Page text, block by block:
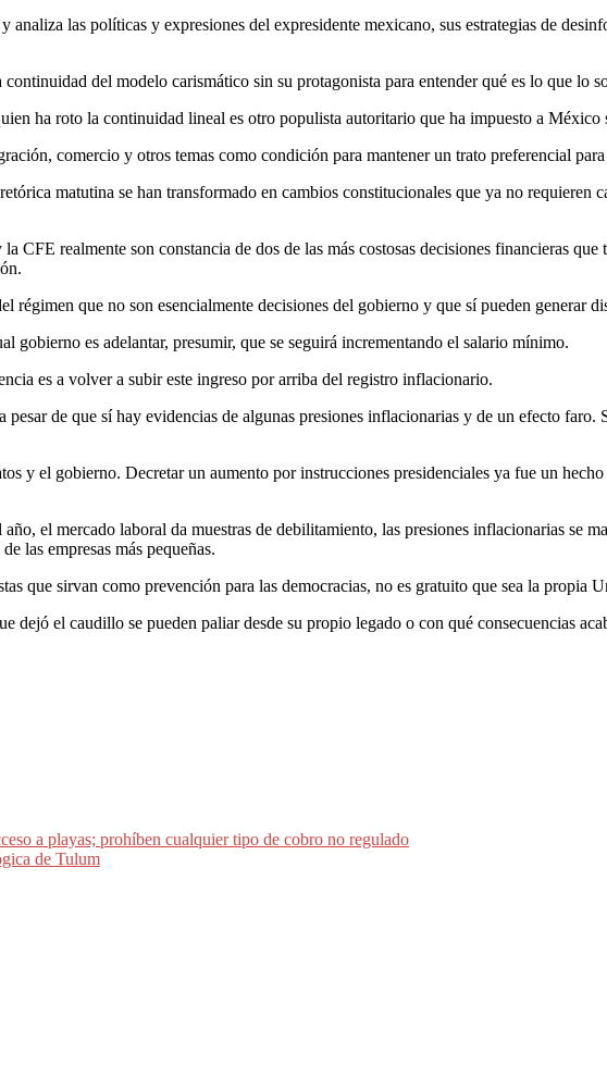
analiza las políticas y expresiones del expresidente mexicano, sus estrategias de
del modelo carismático sin su protagonista para entender qué es lo que lo
ha roto la continuidad lineal es otro populista autoritario que ha impuesto a México
comercio y otros temas como condición para mantener un trato preferencial para
matutina se han transformado en cambios constitucionales que ya no requieren
CFE realmente son constancia de dos de las más costosas decisiones financieras
régimen que no son esencialmente decisiones del gobierno y que sí pueden generar
gobierno es adelantar, presumir, que se seguirá incrementando el salario mínimo.
es a volver a subir este ingreso por arriba del registro inflacionario.
de que sí hay evidencias de algunas presiones inflacionarias y de un efecto
y el gobierno. Decretar un aumento por instrucciones presidenciales ya fue un
el mercado laboral da muestras de debilitamiento, las presiones inflacionarias se
las empresas más pequeñas.
que sirvan como prevención para las democracias, no es gratuito que sea la propia
dejó el caudillo se pueden paliar desde su propio legado o con qué consecuencias
a playas; prohíben cualquier tipo de cobro no regulado
de Tulum